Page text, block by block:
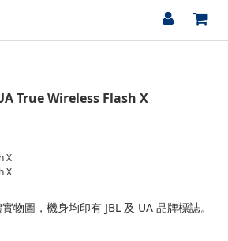
True Wireless Flash X
物圖，機身均印有 JBL 及 UA 品牌標誌。